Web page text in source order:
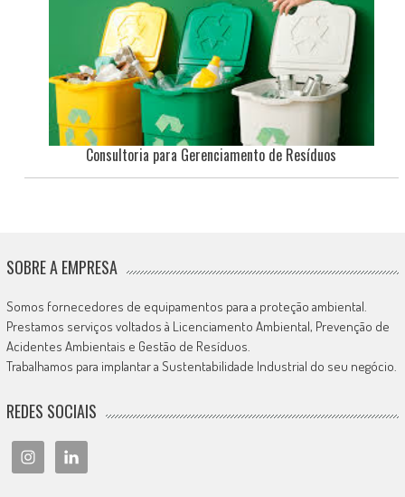
Consultoria para Gerenciamento de Resíduos
SOBRE A EMPRESA
Somos fornecedores de equipamentos para a proteção ambiental.
Prestamos serviços voltados à Licenciamento Ambiental, Prevenção de
Acidentes Ambientais e Gestão de Resíduos.
Trabalhamos para implantar a Sustentabilidade Industrial do seu negócio.
REDES SOCIAIS